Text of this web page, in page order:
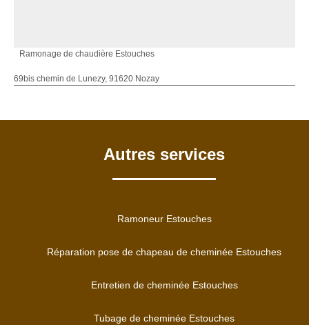
Ramonage de chaudière Estouches
69bis chemin de Lunezy, 91620 Nozay
Autres services
Ramoneur Estouches
Réparation pose de chapeau de cheminée Estouches
Entretien de cheminée Estouches
Tubage de cheminée Estouches